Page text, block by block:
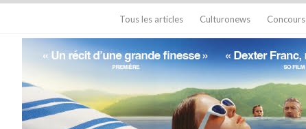
Tous les articles Culturonews Concours